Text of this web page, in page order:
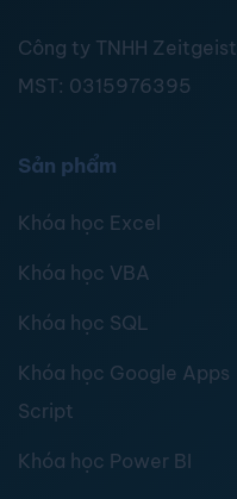
Công ty TNHH Zeitgeist
MST: 0315976395
Sản phẩm
Khóa học Excel
Khóa học VBA
Khóa học SQL
Khóa học Google Apps
Script
Khóa học Power BI